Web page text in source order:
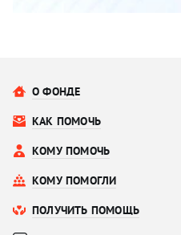
О ФОНДЕ
КАК ПОМОЧЬ
КОМУ ПОМОЧЬ
КОМУ ПОМОГЛИ
ПОЛУЧИТЬ ПОМОЩЬ